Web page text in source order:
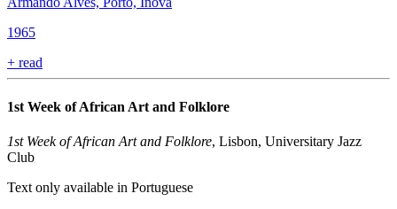
1965
+ read
1st Week of African Art and Folklore
1st Week of African Art and Folklore, Lisbon, Universitary Jazz
Club
Text only available in Portuguese